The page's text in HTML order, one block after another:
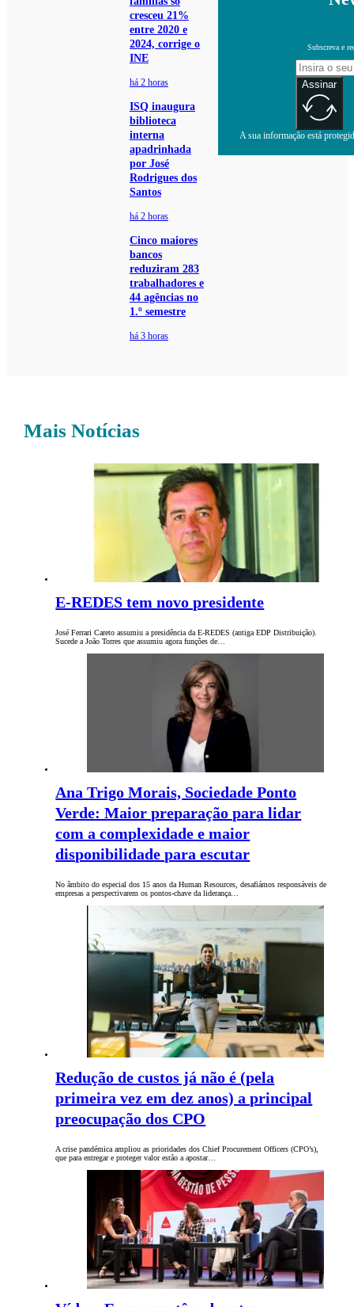
cresceu 21%
entre 2020 e
2024, corrige o
INE
há 2 horas
ISQ inaugura
biblioteca
interna
apadrinhada
por José
Rodrigues dos
Santos
há 2 horas
Cinco maiores
bancos
reduziram 283
trabalhadores e
44 agências no
1.º semestre
há 3 horas
Subscreva e
Assinar
A sua informação está
Mais Notícias
E-REDES tem novo presidente
José Ferrari Careto assumiu a presidência da E-REDES (antiga EDP Distribuição).
Sucede a João Torres que assumiu agora funções de…
Ana Trigo Morais, Sociedade Ponto
Verde: Maior preparação para lidar
com a complexidade e maior
disponibilidade para escutar
No âmbito do especial dos 15 anos da Human Resources, desafiámos responsáveis de
empresas a perspectivarem os pontos-chave da liderança…
Redução de custos já não é (pela
primeira vez em dez anos) a principal
preocupação dos CPO
A crise pandémica ampliou as prioridades dos Chief Procurement Officers (CPO’s),
que para entregar e proteger valor estão a apostar…